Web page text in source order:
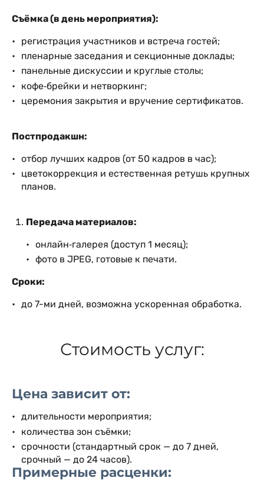
Съёмка (в день мероприятия):
регистрация участников и встреча гостей;
пленарные заседания и секционные доклады;
панельные дискуссии и круглые столы;
кофе‑брейки и нетворкинг;
церемония закрытия и вручение сертификатов.
Постпродакшн:
отбор лучших кадров (от 50 кадров в час);
цветокоррекция и естественная ретушь крупных
планов.
Передача материалов:
онлайн‑галерея (доступ 1 месяц);
фото в JPEG, готовые к печати.
Сроки:
до 7-ми дней, возможна ускоренная обработка.
Стоимость услуг:
Цена зависит от:
длительности мероприятия;
количества зон съёмки;
срочности (стандартный срок — до 7 дней,
срочный — до 24 часов).
Примерные расценки: